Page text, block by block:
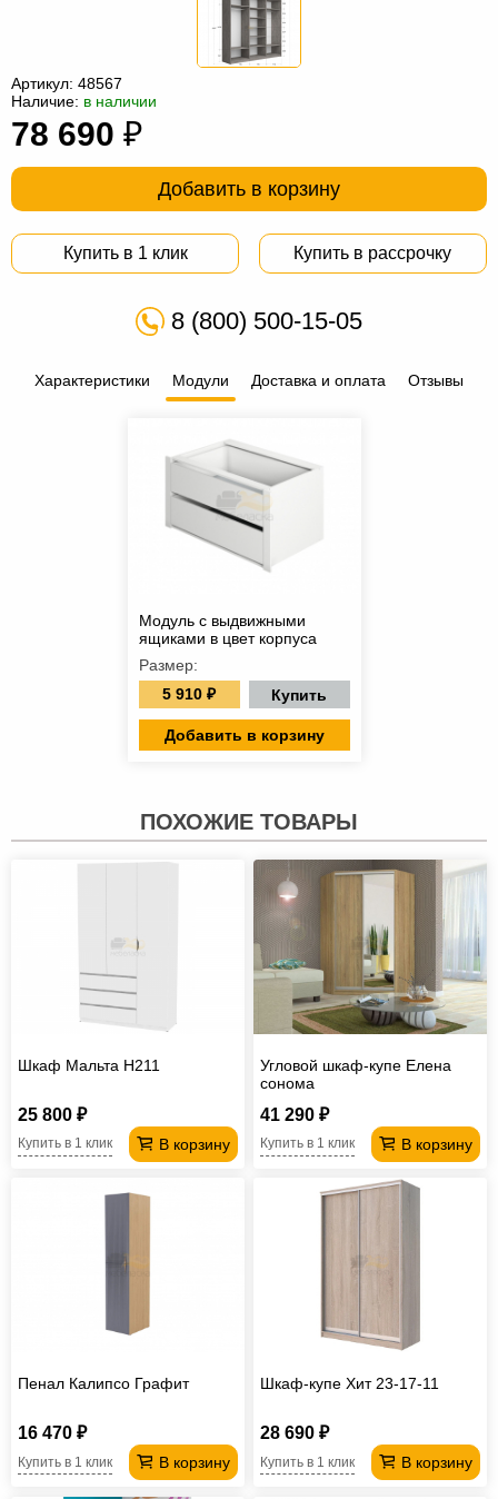
из
ротанга
Садовая
мебель
Косметологическое
оборудование
Артикул: 48567
Наличие: в наличии
78 690 ₽
Добавить в корзину
Купить в 1 клик Купить в рассрочку
8 (800) 500-15-05
Характеристики Модули Доставка и оплата Отзывы
Модуль с выдвижными
ящиками в цвет корпуса
Размер:
5 910 ₽
Купить
Добавить в корзину
ПОХОЖИЕ ТОВАРЫ
Шкаф Мальта H211
25 800 ₽
В корзину
Купить в 1 клик
Угловой шкаф-купе Елена
сонома
41 290 ₽
В корзину
Купить в 1 клик
Пенал Калипсо Графит
16 470 ₽
В корзину
Купить в 1 клик
Шкаф-купе Хит 23-17-11
28 690 ₽
В корзину
Купить в 1 клик